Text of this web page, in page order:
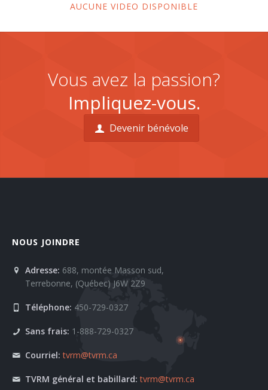
AUCUNE VIDEO DISPONIBLE
Vous avez la passion?
Impliquez-vous.
Devenir bénévole
NOUS JOINDRE
Adresse: 688, montée Masson sud,
Terrebonne, (Québec) J6W 2Z9
Téléphone: 450-729-0327
Sans frais: 1-888-729-0327
Courriel: tvrm@tvrm.ca
TVRM général et babillard: tvrm@tvrm.ca